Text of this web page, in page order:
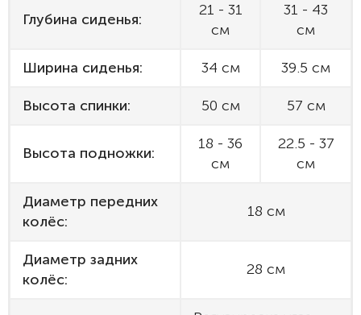
Глубина сиденья:
21 - 31
см
31 - 43
см
Ширина сиденья: 34 см 39.5 см
Высота спинки: 50 см 57 см
Высота подножки:
18 - 36
см
22.5 - 37
см
Диаметр передних
колёс:
18 см
Диаметр задних
колёс:
28 см